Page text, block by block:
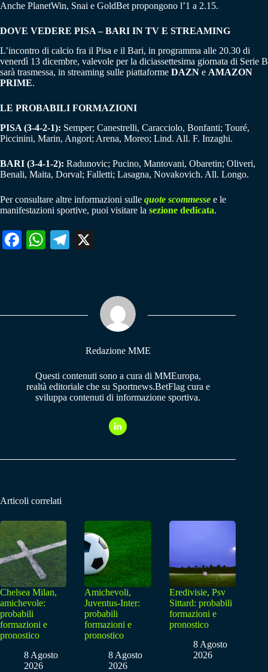
Anche PlanetWin, Snai e GoldBet propongono l’1 a 2.15.
DOVE VEDERE PISA – BARI IN TV E STREAMING
L’incontro di calcio fra il Pisa e il Bari, in programma alle 20.30 di
venerdì 13 dicembre, valevole per la diciassettesima giornata di Serie B
sarà trasmessa, in streaming sulle piattaforme DAZN e AMAZON
PRIME.
LE PROBABILI FORMAZIONI
PISA (3-4-2-1): Semper; Canestrelli, Caracciolo, Bonfanti; Touré,
Piccinini, Marin, Angori; Arena, Moreo; Lind. All. F. Inzaghi.
BARI (3-4-1-2): Radunovic; Pucino, Mantovani, Obaretin; Oliveri,
Benali, Maita, Dorval; Falletti; Lasagna, Novakovich. All. Longo.
Per consultare altre informazioni sulle quote scommesse e le
manifestazioni sportive, puoi visitare la sezione dedicata.
Fa W
pp
Te
m
Redazione MME
Questi contenuti sono a cura di MMEuropa,
realtà editoriale che su Sportnews.BetFlag cura e
sviluppa contenuti di informazione sportiva.
Articoli correlati
Chelsea Milan,
amichevole:
probabili
formazioni e
pronostico
8 Agosto
2026
Amichevoli,
Juventus-Inter:
probabili
formazioni e
pronostico
8 Agosto
2026
Eredivisie, Psv
Sittard: probabili
formazioni e
pronostico
8 Agosto
2026